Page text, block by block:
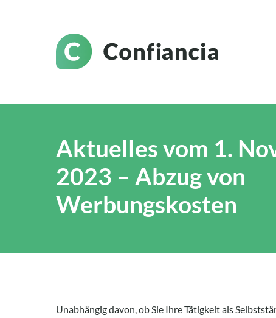
Aktuelles vom 1.
2023 – Abzug von
Werbungskosten
Unabhängig davon, ob Sie Ihre Tätigkeit als